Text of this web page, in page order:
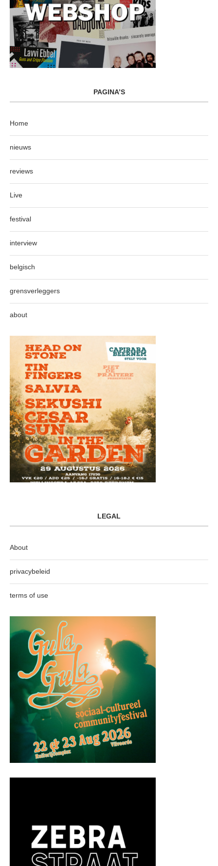
PAGINA’S
Home
nieuws
reviews
Live
festival
interview
belgisch
grensverleggers
about
LEGAL
About
privacybeleid
terms of use